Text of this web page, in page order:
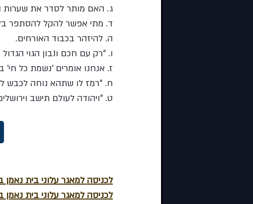
ג. האם מותר לסדר את שערות
ד. מתי אפשר להקל להסתפר
ה. להיזהר בכבוד האורחים.
ו. "רק עם חכם ונבון הגוי
ז. אנחנו אומרים 'נשמת כל חי'
ח. "רמז לו שתהא נוחה לכבש
ט. "ויהודה לעולם תישב
לכניסה למאגר עלוני בית
לכניסה למאגר עלוני בית